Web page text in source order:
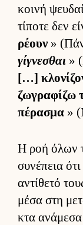
κοινή
τίποτε δεν
ρέουν »
γίγνεσθαι »
[…]
ζωγραφίζω
πέρασμα »
Η ροή όλων
συνέπεια
αντίθετό
μέσα στη
κτα ανάμεσα